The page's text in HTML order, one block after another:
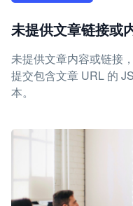
未提供文章链接或
未提供文章内容或链接
提交包含文章 URL 的
本。